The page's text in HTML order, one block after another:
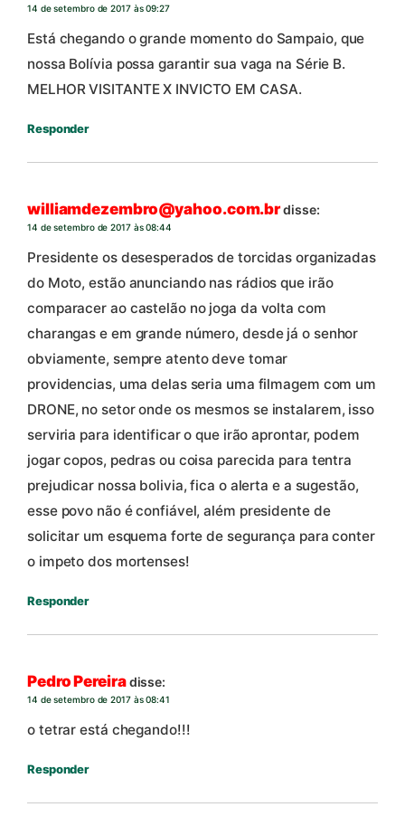
14 de setembro de 2017 às 09:27
Está chegando o grande momento do Sampaio, que
nossa Bolívia possa garantir sua vaga na Série B.
MELHOR VISITANTE X INVICTO EM CASA.
Responder
williamdezembro@yahoo.com.brdisse:
14 de setembro de 2017 às 08:44
Presidente os desesperados de torcidas organizadas
do Moto, estão anunciando nas rádios que irão
comparacer ao castelão no joga da volta com
charangas e em grande número, desde já o senhor
obviamente, sempre atento deve tomar
providencias, uma delas seria uma filmagem com um
DRONE, no setor onde os mesmos se instalarem, isso
serviria para identificar o que irão aprontar, podem
jogar copos, pedras ou coisa parecida para tentra
prejudicar nossa bolivia, fica o alerta e a sugestão,
esse povo não é confiável, além presidente de
solicitar um esquema forte de segurança para conter
o impeto dos mortenses!
Responder
Pedro Pereiradisse:
14 de setembro de 2017 às 08:41
o tetrar está chegando!!!
Responder